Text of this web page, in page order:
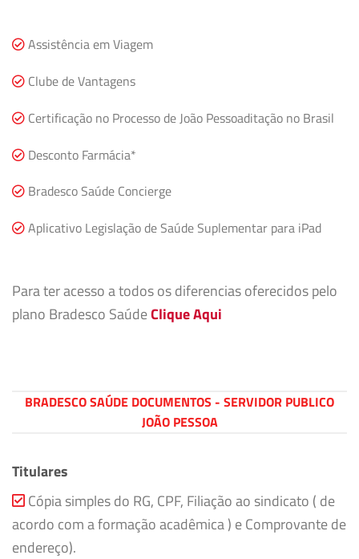
Assistência em Viagem
Clube de Vantagens
Certificação no Processo de João Pessoaditação no Brasil
Desconto Farmácia*
Bradesco Saúde Concierge
Aplicativo Legislação de Saúde Suplementar para iPad
Para ter acesso a todos os diferencias oferecidos pelo
plano Bradesco SaúdeClique Aqui
BRADESCO SAÚDE DOCUMENTOS - SERVIDOR PUBLICO
JOÃO PESSOA
Titulares
Cópia simples do RG, CPF, Filiação ao sindicato ( de
acordo com a formação acadêmica ) e Comprovante de
endereço).